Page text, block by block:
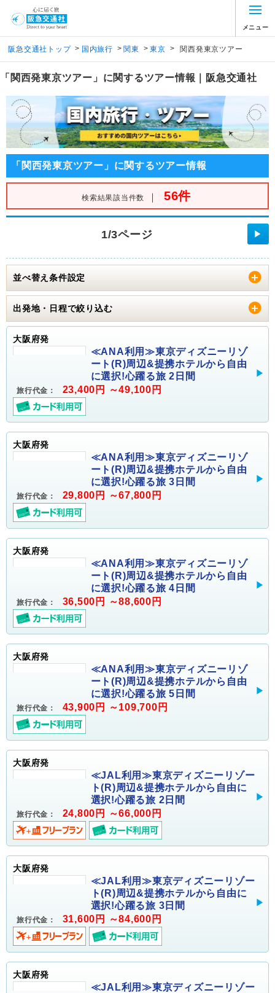
メニュー
阪急交通社トップ > 国内旅行 > 関東 > 東京 > 関西発東京ツアー
「関西発東京ツアー」に関するツアー情報｜阪急交通社
「関西発東京ツアー」に関するツアー情報
検索結果該当件数 ｜ 56件
1/3ページ ▶
並べ替え条件設定
出発地・日程で絞り込む
大阪府発
≪ANA利用≫東京ディズニーリゾ
ート(R)周辺&提携ホテルから自由
に選択!心躍る旅 2日間
旅行代金： 23,400円 ～49,100円
大阪府発
≪ANA利用≫東京ディズニーリゾ
ート(R)周辺&提携ホテルから自由
に選択!心躍る旅 3日間
旅行代金： 29,800円 ～67,800円
大阪府発
≪ANA利用≫東京ディズニーリゾ
ート(R)周辺&提携ホテルから自由
に選択!心躍る旅 4日間
旅行代金： 36,500円 ～88,600円
大阪府発
≪ANA利用≫東京ディズニーリゾ
ート(R)周辺&提携ホテルから自由
に選択!心躍る旅 5日間
旅行代金： 43,900円 ～109,700円
大阪府発
≪JAL利用≫東京ディズニーリゾー
ト(R)周辺&提携ホテルから自由に
選択!心躍る旅 2日間
旅行代金： 24,800円 ～66,000円
大阪府発
≪JAL利用≫東京ディズニーリゾー
ト(R)周辺&提携ホテルから自由に
選択!心躍る旅 3日間
旅行代金： 31,600円 ～84,600円
大阪府発
≪JAL利用≫東京ディズニーリゾー